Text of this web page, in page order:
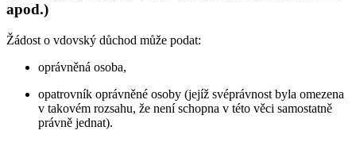
apod.)
Žádost o vdovský důchod může podat:
oprávněná osoba,
opatrovník oprávněné osoby (jejíž svéprávnost byla omezena
v takovém rozsahu, že není schopna v této věci samostatně
právně jednat).